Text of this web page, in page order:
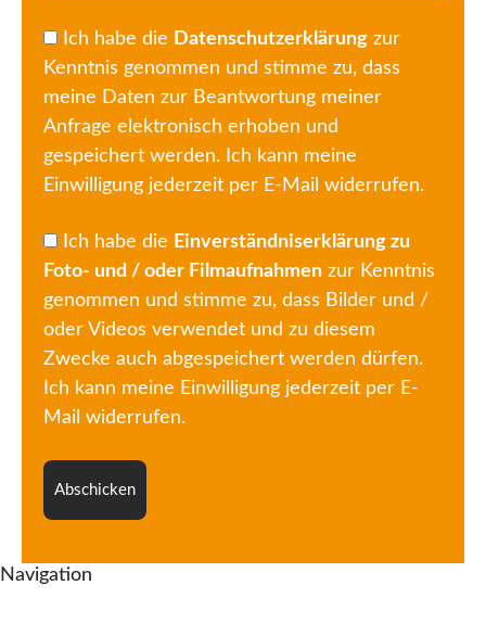
Ich habe die Datenschutzerklärung zur
Kenntnis genommen und stimme zu, dass
meine Daten zur Beantwortung meiner
Anfrage elektronisch erhoben und
gespeichert werden. Ich kann meine
Einwilligung jederzeit per E-Mail widerrufen.
Ich habe die Einverständniserklärung zu
Foto- und / oder Filmaufnahmen zur Kenntnis
genommen und stimme zu, dass Bilder und /
oder Videos verwendet und zu diesem
Zwecke auch abgespeichert werden dürfen.
Ich kann meine Einwilligung jederzeit per E-
Mail widerrufen.
Abschicken
Navigation